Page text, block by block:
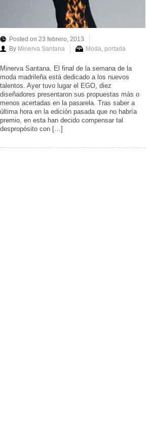
Posted on 23 febrero, 2013
By Minerva Santana Moda, portada
Minerva Santana. El final de la semana de la
moda madrileña está dedicado a los nuevos
talentos. Ayer tuvo lugar el EGO, diez
diseñadores presentaron sus propuestas más o
menos acertadas en la pasarela. Tras saber a
última hora en la edición pasada que no habría
premio, en esta han decido compensar tal
despropósito con […]